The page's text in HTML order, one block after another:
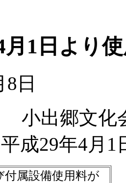
月1日より
8日
小出郷文化
平成29年4月
付属設備使用料が